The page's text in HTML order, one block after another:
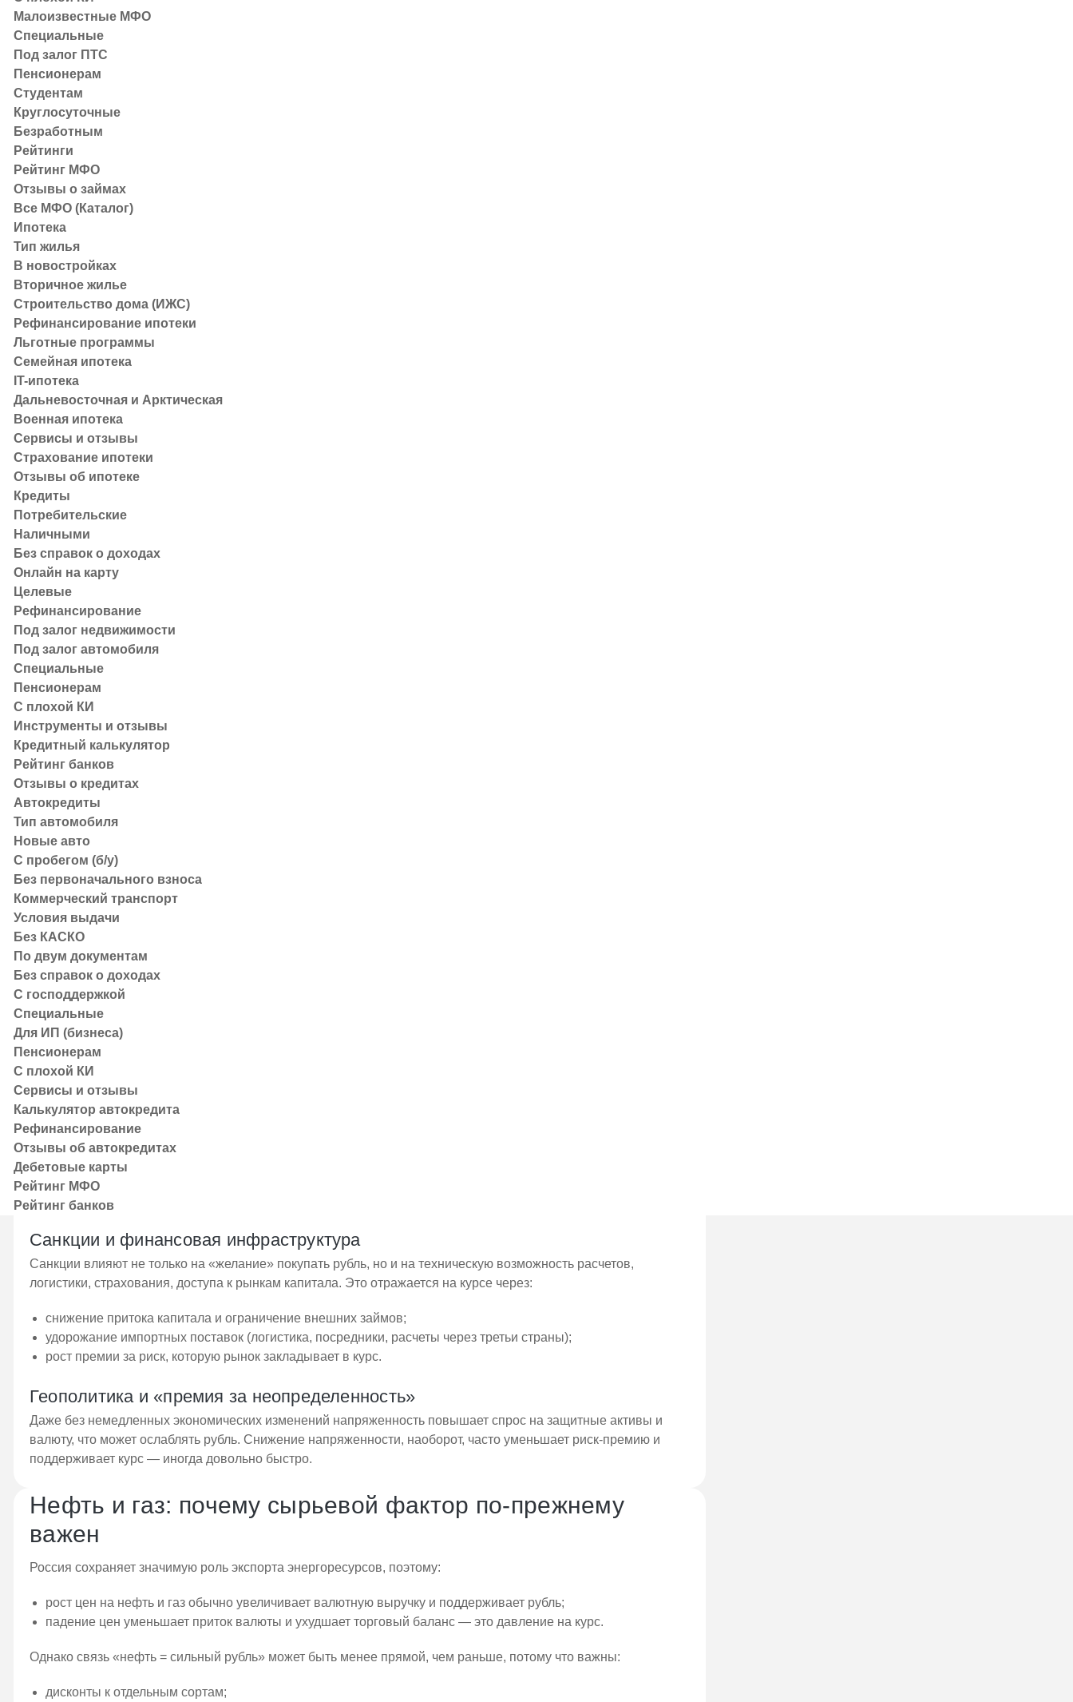
Малоизвестные МФО
Специальные
Под залог ПТС
Пенсионерам
Студентам
Круглосуточные
Безработным
Рейтинги
Рейтинг МФО
Отзывы о займах
Все МФО (Каталог)
Ипотека
Тип жилья
В новостройках
Вторичное жилье
Строительство дома (ИЖС)
Рефинансирование ипотеки
Льготные программы
Семейная ипотека
IT-ипотека
Дальневосточная и Арктическая
Военная ипотека
Сервисы и отзывы
Страхование ипотеки
Отзывы об ипотеке
Кредиты
Потребительские
Наличными
Без справок о доходах
Онлайн на карту
Целевые
Рефинансирование
Под залог недвижимости
Под залог автомобиля
Специальные
Пенсионерам
С плохой КИ
Инструменты и отзывы
Кредитный калькулятор
Рейтинг банков
Отзывы о кредитах
Автокредиты
Тип автомобиля
Новые авто
С пробегом (б/у)
Без первоначального взноса
Коммерческий транспорт
Условия выдачи
Без КАСКО
По двум документам
Без справок о доходах
С господдержкой
Специальные
Для ИП (бизнеса)
Пенсионерам
С плохой КИ
Сервисы и отзывы
Калькулятор автокредита
Рефинансирование
Отзывы об автокредитах
Дебетовые карты
Рейтинг МФО
Рейтинг банков
Автор статьи
Власова Дарья
Главный редактор Выбирай.ру
Курс рубля остается одной из самых обсуждаемых тем: он влияет на цены в магазинах, стоимость импортных
товаров и техники, отпусков, накоплений и инвестиций. Рубль — «цена» российской валюты относительно
других валют (прежде всего доллара, евро и юаня). Эта цена формируется на валютном рынке под
воздействием спроса и предложения, а также решений государства и внешних условий. Ниже — разбор
ключевых факторов, прогнозов и сценариев, а также практические рекомендации, как действовать обычному
человеку в условиях неопределенности.
Как формируется курс рубля: простая логика спроса и
предложения
В упрощенном виде:
Рубль укрепляется, когда в страну приходит больше валютной выручки (например, от экспорта), растут
продажи валюты экспортерами, увеличивается доверие к рублю и рублевым активам, а спрос на валюту
снижается.
Рубль ослабевает, когда растет спрос на валюту (импорт, вывод капитала, покупки валюты населением и
бизнесом), снижается экспортная выручка или усиливаются риски (санкции, геополитика, ожидания
инфляции).
Важно: курс — это не только «экономика сегодня», но и ожидания. Рынок заранее закладывает в цену
будущие риски: санкции, изменение цен на нефть, траекторию ключевой ставки, возможности расчетов и т. п.
Экономическая ситуация внутри страны: рост, бюджет и
импорт
Темпы экономического роста и структура экономики
Если экономика растет устойчиво и бизнес видит перспективы, в страну легче приходят инвестиции, а
рублевые активы становятся привлекательнее — это может поддерживать рубль. Но важно, за счет чего
происходит рост:
рост на основе инвестиций и производительности обычно укрепляет фундамент валюты;
рост на основе бюджетного стимулирования и расширения кредитования может ускорять инфляцию и
увеличивать импорт — тогда давление на рубль возрастает.
Бюджет, дефицит и госрасходы
Для курса важно, как финансируются расходы государства:
если дефицит растет и закрывается в основном за счет внутренних заимствований/эмиссионных
стабильности, эффект на рубль может быть нейтральным или положительным.
Международная обстановка, санкции и геополитика
Санкции и финансовая инфраструктура
Санкции влияют не только на «желание» покупать рубль, но и на техническую возможность расчетов,
логистики, страхования, доступа к рынкам капитала. Это отражается на курсе через:
снижение притока капитала и ограничение внешних займов;
удорожание импортных поставок (логистика, посредники, расчеты через третьи страны);
рост премии за риск, которую рынок закладывает в курс.
Геополитика и «премия за неопределенность»
Даже без немедленных экономических изменений напряженность повышает спрос на защитные активы и
валюту, что может ослаблять рубль. Снижение напряженности, наоборот, часто уменьшает риск-премию и
поддерживает курс — иногда довольно быстро.
Нефть и газ: почему сырьевой фактор по-прежнему
важен
Россия сохраняет значимую роль экспорта энергоресурсов, поэтому:
рост цен на нефть и газ обычно увеличивает валютную выручку и поддерживает рубль;
падение цен уменьшает приток валюты и ухудшает торговый баланс — это давление на курс.
Однако связь «нефть = сильный рубль» может быть менее прямой, чем раньше, потому что важны:
дисконты к отдельным сортам;